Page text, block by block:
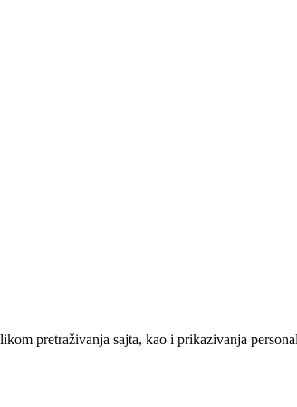
pretraživanja sajta, kao i prikazivanja